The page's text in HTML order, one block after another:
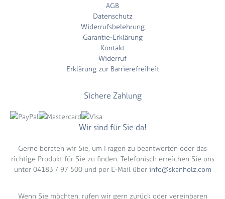
AGB
Datenschutz
Widerrufsbelehrung
Garantie-Erklärung
Kontakt
Widerruf
Erklärung zur Barrierefreiheit
Sichere Zahlung
Wir sind für Sie da!
Gerne beraten wir Sie, um Fragen zu beantworten oder das
richtige Produkt für Sie zu finden. Telefonisch erreichen Sie uns
unter 04183 / 97 500 und per E-Mail über info@skanholz.com
Wenn Sie möchten, rufen wir gern zurück oder vereinbaren